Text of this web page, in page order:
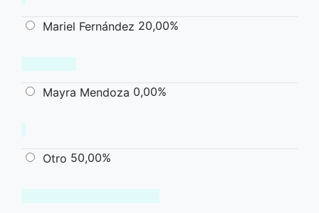
Mariel Fernández 20,00%
Mayra Mendoza 0,00%
Otro 50,00%